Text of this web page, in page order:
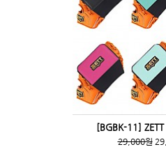
[BGBK-11] ZETT
29,000원